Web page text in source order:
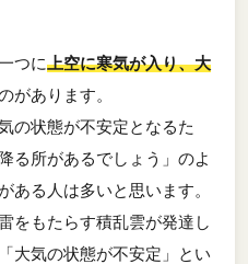
つに上空に寒気が入り、大
があります。
の状態が不安定となるた
る所があるでしょう」のよ
ある人は多いと思います。
をもたらす積乱雲が発達し
大気の状態が不安定」とい